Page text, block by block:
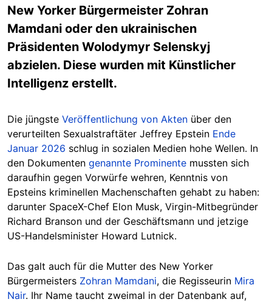
New Yorker Bürgermeister Zohran
Mamdani oder den ukrainischen
Präsidenten Wolodymyr Selenskyj
abzielen. Diese wurden mit Künstlicher
Intelligenz erstellt.
Die jüngste Veröffentlichung von Akten über den
verurteilten Sexualstraftäter Jeffrey Epstein Ende
Januar 2026 schlug in sozialen Medien hohe Wellen. In
den Dokumenten genannte Prominente mussten sich
daraufhin gegen Vorwürfe wehren, Kenntnis von
Epsteins kriminellen Machenschaften gehabt zu haben:
darunter SpaceX-Chef Elon Musk, Virgin-Mitbegründer
Richard Branson und der Geschäftsmann und jetzige
US-Handelsminister Howard Lutnick.
Das galt auch für die Mutter des New Yorker
Bürgermeisters Zohran Mamdani, die Regisseurin Mira
Nair. Ihr Name taucht zweimal in der Datenbank auf,